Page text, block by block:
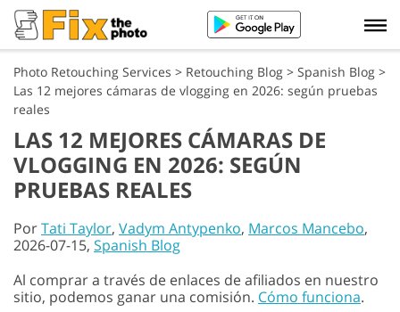
Photo Retouching Services > Retouching Blog > Spanish Blog >
Las 12 mejores cámaras de vlogging en 2026: según pruebas
reales
LAS 12 MEJORES CÁMARAS DE
VLOGGING EN 2026: SEGÚN
PRUEBAS REALES
PorTati Taylor, Vadym Antypenko, Marcos Mancebo,
2026-07-15, Spanish Blog
Al comprar a través de enlaces de afiliados en nuestro
sitio, podemos ganar una comisión. Cómo funciona.